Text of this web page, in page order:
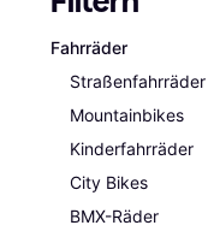
Fahrräder
Straßenfahrräder
Mountainbikes
Kinderfahrräder
City Bikes
BMX-Räder